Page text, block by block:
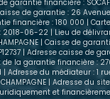
garantie financière :
de garantie : 26
financière : 180 000 | Carte
2018-06-22 | Lieu de
| Caisse de
| Adresse caisse de
de la garantie financière :
| Adresse du médiateur : 1
CHAMPAGNE | Adresse du
et